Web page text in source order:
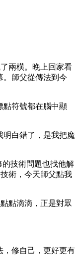
兩橫。晚上回家看
。師父從傳法到今
點符號都在腦中顯
明白錯了，是我把魔
技術問題也找他解
術，今天師父點我
點滴滴，正是對眾
，修自己，更好更有